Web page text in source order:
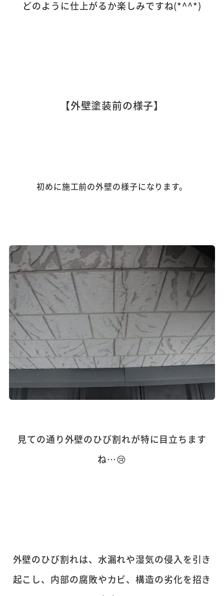
どのように仕上がるか楽しみですね(*^^*)
【外壁塗装前の様子】
初めに施工前の外壁の様子になります。
見ての通り外壁のひび割れが特に目立ちます
ね…😢
外壁のひび割れは、水漏れや湿気の侵入を引き
起こし、内部の腐敗やカビ、構造の劣化を招き